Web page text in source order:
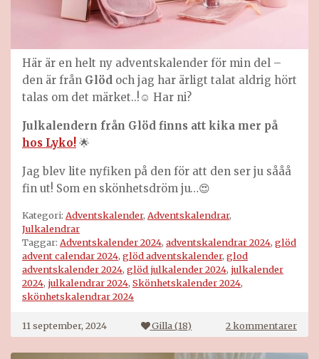
Här är en helt ny adventskalender för min del –
den är från Glöd och jag har ärligt talat aldrig hört
talas om det märket..!☺️ Har ni?
Julkalendern från Glöd finns att kika mer på
hos Lyko! 🌟
Jag blev lite nyfiken på den för att den ser ju sååå
fin ut! Som en skönhetsdröm ju…😍
Kategori: Adventskalender, Adventskalendrar,
Julkalendrar
Taggar: Adventskalender 2024, adventskalendrar 2024, glöd
advent calendar 2024, glöd adventskalender, glod
adventskalender 2024, glöd julkalender 2024, julkalender
2024, julkalendrar 2024, Skönhetskalender 2024,
skönhetskalendrar 2024
11 september, 2024 Gilla (18) 2 kommentarertill
Glöd